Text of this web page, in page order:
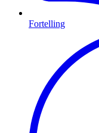
Fortelling